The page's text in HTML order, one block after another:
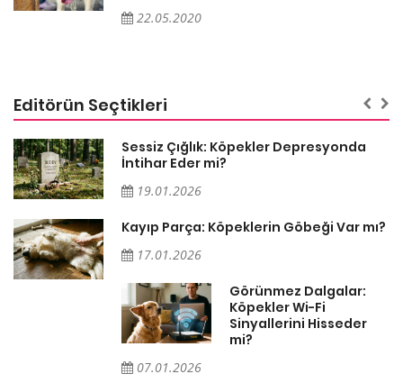
22.05.2020
Editörün Seçtikleri
Sessiz Çığlık: Köpekler Depresyonda
İntihar Eder mi?
19.01.2026
Kayıp Parça: Köpeklerin Göbeği Var mı?
17.01.2026
Görünmez Dalgalar:
Köpekler Wi-Fi
Sinyallerini Hisseder
mi?
07.01.2026